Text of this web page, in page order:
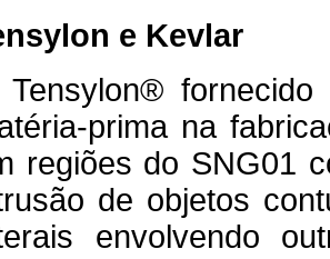
e Kevlar
Tensylon®
prima na
regiões do SNG01
de objetos
envolvendo